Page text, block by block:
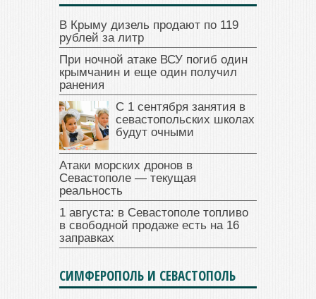
В Крыму дизель продают по 119
рублей за литр
При ночной атаке ВСУ погиб один
крымчанин и еще один получил
ранения
С 1 сентября занятия в
севастопольских школах
будут очными
Атаки морских дронов в
Севастополе — текущая
реальность
1 августа: в Севастополе топливо
в свободной продаже есть на 16
заправках
СИМФЕРОПОЛЬ И СЕВАСТОПОЛЬ